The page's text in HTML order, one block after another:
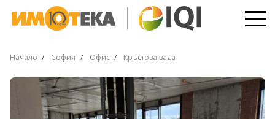
Начало София Офис Кръстова вада